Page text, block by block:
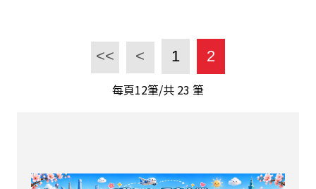
<< < 1 2
每頁12筆/共 23 筆